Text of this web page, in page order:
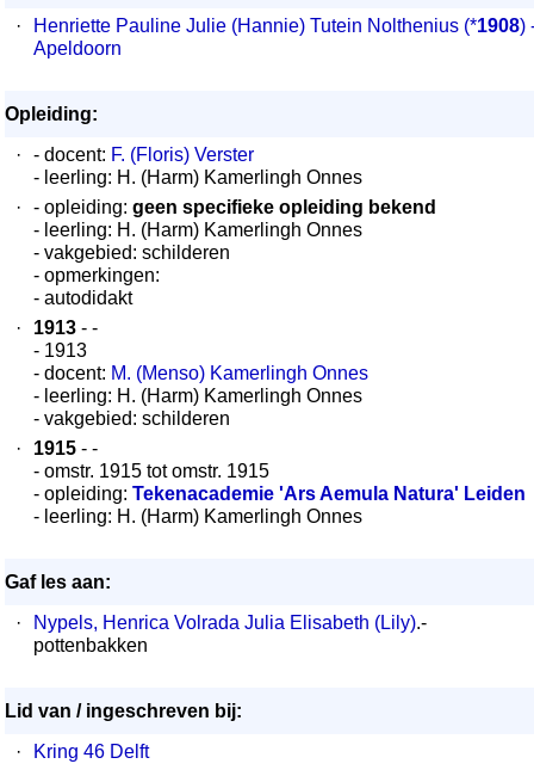
·
Henriette Pauline Julie (Hannie) Tutein Nolthenius (*1908)
Apeldoorn
Opleiding:
·
- docent: F. (Floris) Verster
- leerling: H. (Harm) Kamerlingh Onnes
·
- opleiding: geen specifieke opleiding bekend
- leerling: H. (Harm) Kamerlingh Onnes
- vakgebied: schilderen
- opmerkingen:
- autodidakt
·
1913 - -
- 1913
- docent: M. (Menso) Kamerlingh Onnes
- leerling: H. (Harm) Kamerlingh Onnes
- vakgebied: schilderen
·
1915 - -
- omstr. 1915 tot omstr. 1915
- opleiding: Tekenacademie 'Ars Aemula Natura' Leiden
- leerling: H. (Harm) Kamerlingh Onnes
Gaf les aan:
·
Nypels, Henrica Volrada Julia Elisabeth (Lily).-
pottenbakken
Lid van / ingeschreven bij:
·
Kring 46 Delft